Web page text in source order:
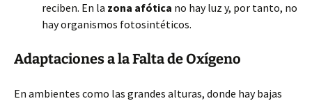
reciben. En la zona afótica no hay luz y, por tanto, no
hay organismos fotosintéticos.
Adaptaciones a la Falta de Oxígeno
En ambientes como las grandes alturas, donde hay bajas